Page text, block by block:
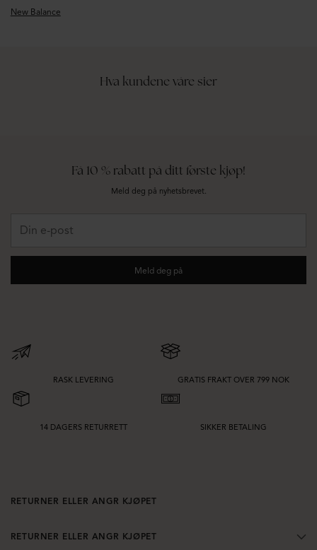
New Balance
Hva kundene våre sier
Få 10 % rabatt på ditt første kjøp!
Meld deg på nyhetsbrevet.
Meld deg på
RASK LEVERING GRATIS FRAKT OVER 799 NOK
14 DAGERS RETURRETT SIKKER BETALING
RETURNER ELLER ANGR KJØPET
RETURNER ELLER ANGR KJØPET